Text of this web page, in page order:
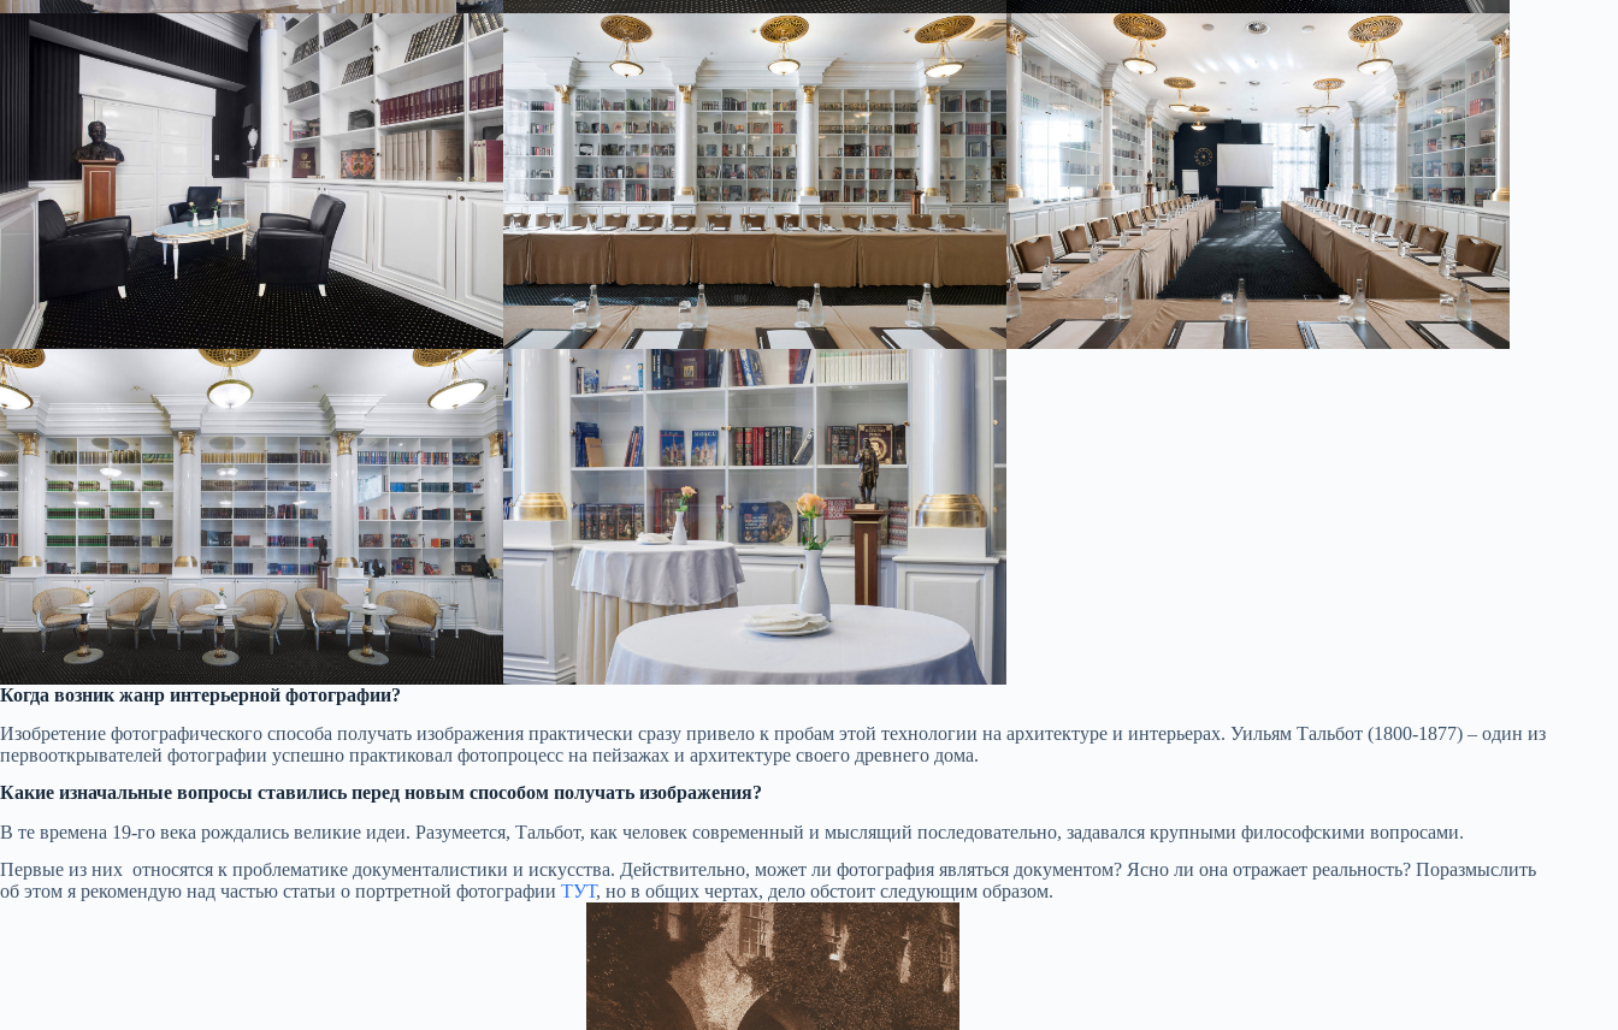
Когда возник жанр интерьерной фотографии?
Изобретение фотографического способа получать изображения практически сразу привело к пробам этой технологии на архитектуре и интерьерах. Уильям Тальбот (1800-1877) – один из
первооткрывателей фотографии успешно практиковал фотопроцесс на пейзажах и архитектуре своего древнего дома.
Какие изначальные вопросы ставились перед новым способом получать изображения?
В те времена 19-го века рождались великие идеи. Разумеется, Тальбот, как человек современный и мыслящий последовательно, задавался крупными философскими вопросами.
Первые из них относятся к проблематике документалистики и искусства. Действительно, может ли фотография являться документом? Ясно ли она отражает реальность? Поразмыслить
об этом я рекомендую над частью статьи о портретной фотографии ТУТ, но в общих чертах, дело обстоит следующим образом.